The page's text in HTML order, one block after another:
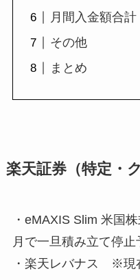
月間入金額合計
その他
まとめ
楽天証券（特定・
・eMAXIS Slim 米国
月で一旦積み立て停
・楽天レバナス ※現